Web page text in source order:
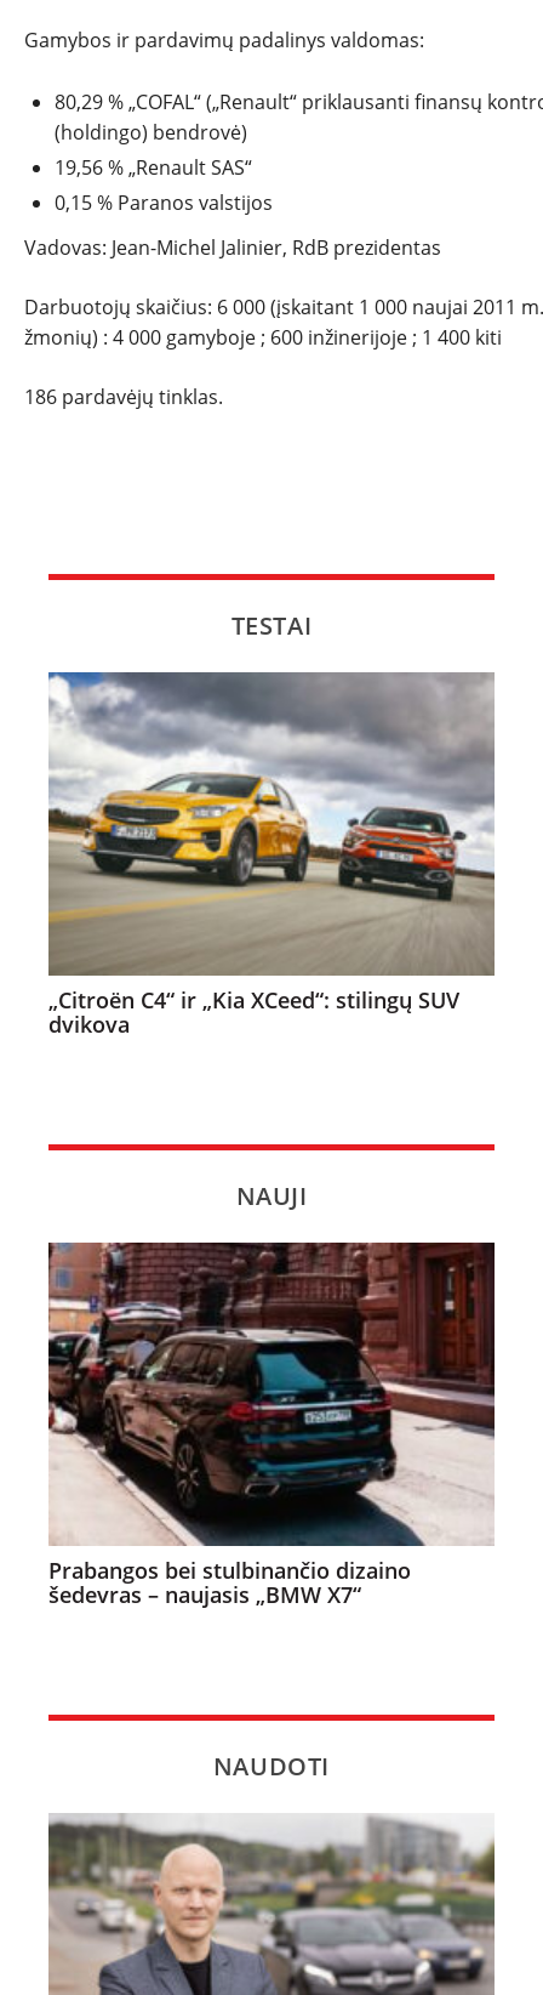
Gamybos ir pardavimų padalinys valdomas:
80,29 % „COFAL“ („Renault“ priklausanti finansų
(holdingo) bendrovė)
19,56 % „Renault SAS“
0,15 % Paranos valstijos
Vadovas: Jean-Michel Jalinier, RdB prezidentas
Darbuotojų skaičius: 6 000 (įskaitant 1 000 naujai 2011
žmonių) : 4 000 gamyboje ; 600 inžinerijoje ; 1 400 kiti
186 pardavėjų tinklas.
TESTAI
„Citroën C4“ ir „Kia XCeed“: stilingų SUV
dvikova
NAUJI
Prabangos bei stulbinančio dizaino
šedevras – naujasis „BMW X7“
NAUDOTI